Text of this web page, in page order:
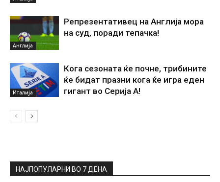
Англија
Репрезентативец на Англија мора
на суд, поради тепачка!
Италија
Кога сезоната ќе почне, трибините
ќе бидат празни кога ќе игра еден
гигант во Серија А!
НАЈПОПУЛАРНИ ВО 7 ДЕНА